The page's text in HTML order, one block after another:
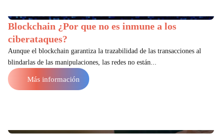
Blockchain ¿Por que no es inmune a los
ciberataques?
Aunque el blockchain garantiza la trazabilidad de las transacciones al
blindarlas de las manipulaciones, las redes no están...
Más información